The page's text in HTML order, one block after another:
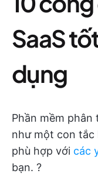
SaaS
dụng
Phần mềm phân
như một con tắc
phù hợp với các
bạn. ?